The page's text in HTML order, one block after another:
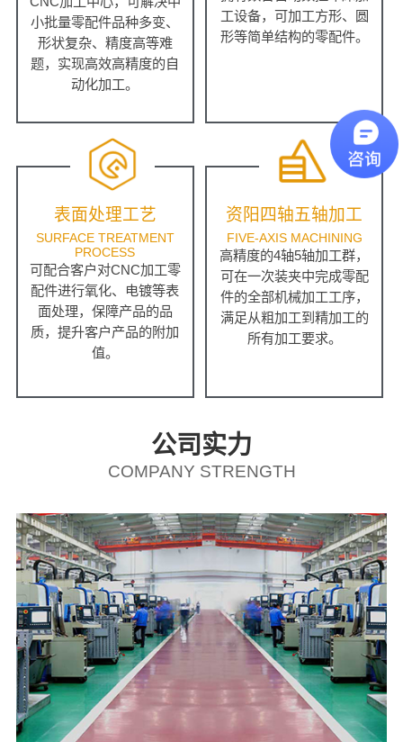
小批量零配件品种多变、
形状复杂、精度高等难
题，实现高效高精度的自
动化加工。
工设备，可加工方形、圆
形等简单结构的零配件。
表面处理工艺
SURFACE TREATMENT
PROCESS
可配合客户对CNC加工零
配件进行氧化、电镀等表
面处理，保障产品的品
质，提升客户产品的附加
值。
资阳四轴五轴加工
FIVE-AXIS MACHINING
高精度的4轴5轴加工群，
可在一次装夹中完成零配
件的全部机械加工工序，
满足从粗加工到精加工的
所有加工要求。
公司实力
COMPANY STRENGTH